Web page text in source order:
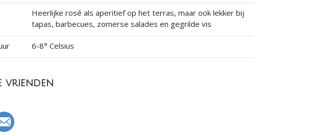
Heerlijke rosé als aperitief op het terras, maar ook lekker bij
tapas, barbecues, zomerse salades en gegrilde vis
6-8° Celsius
vrienden